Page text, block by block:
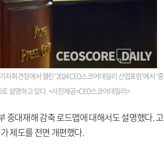
회견장에서 열린 ‘2024 CEO스코어데일리 산업포럼’에서 ‘중
설명하고 있다. <사진제공=CEO스코어데일리>
중대재해 감축 로드맵에 대해서도 설명했다. 고
제도를 전면 개편했다.